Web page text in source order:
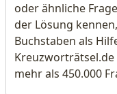
oder ähnliche
der Lösung
Buchstaben als
mehr als 450.000